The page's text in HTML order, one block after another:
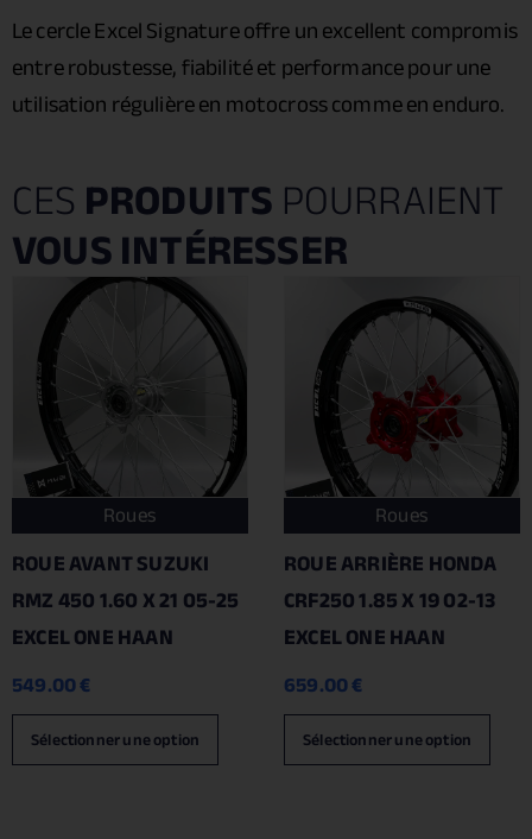
Le cercle Excel Signature offre un excellent compromis
entre robustesse, fiabilité et performance pour une
utilisation régulière en motocross comme en enduro.
CESPRODUITSPOURRAIENT
VOUS INTÉRESSER
Roues
ROUE AVANT SUZUKI
RMZ 450 1.60 X 21 05-25
EXCEL ONE HAAN
549.00€
Sélectionner une option
Roues
ROUE ARRIÈRE HONDA
CRF250 1.85 X 19 02-13
EXCEL ONE HAAN
659.00€
Sélectionner une option